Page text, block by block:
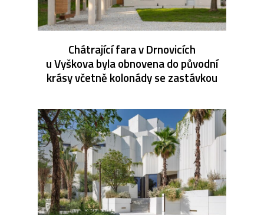
Chátrající fara v Drnovicích
u Vyškova byla obnovena do původní
krásy včetně kolonády se zastávkou